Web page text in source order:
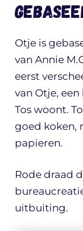
Otje is
van Annie
eerst
van Otje,
Tos woont.
goed koken,
papieren.
Rode draad
uitbuiting.